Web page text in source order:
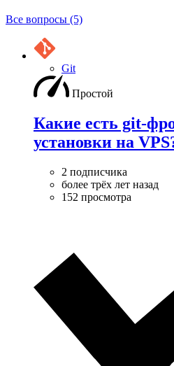
Все вопросы (5)
Git
Простой
Какие есть git-
установки на
2 подписчика
более трёх лет назад
152 просмотра